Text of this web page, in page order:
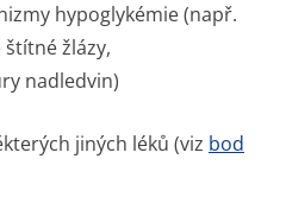
hypoglykémie (např.
žlázy,
nadledvin)
jiných léků (viz bod